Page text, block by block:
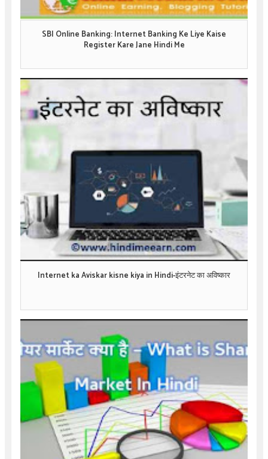
SBI Online Banking: Internet Banking Ke Liye Kaise
Register Kare Jane Hindi Me
Internet ka Aviskar kisne kiya in Hindi-इंटरनेट का अविष्कार